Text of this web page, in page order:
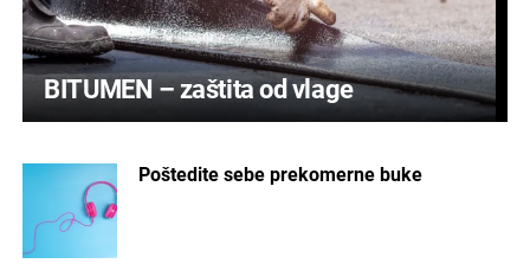
BITUMEN – zaštita od vlage
Poštedite sebe prekomerne buke